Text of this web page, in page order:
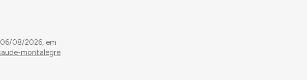
06/08/2026, em
montalegre